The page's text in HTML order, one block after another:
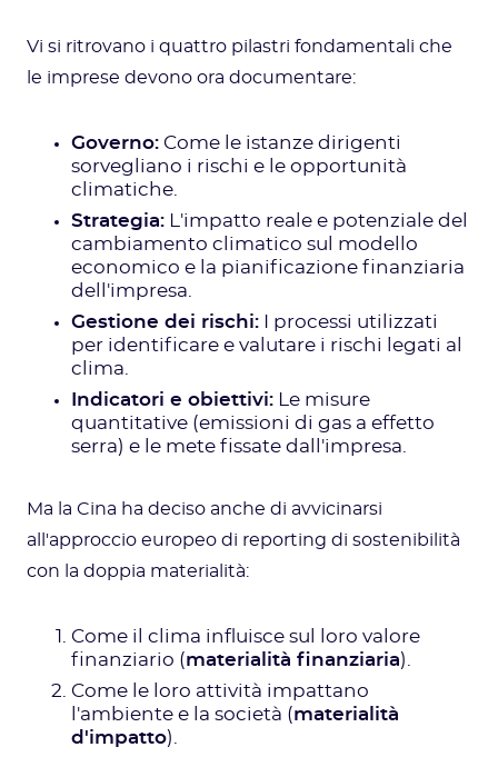
Vi si ritrovano i quattro pilastri fondamentali che
le imprese devono ora documentare:
Governo: Come le istanze dirigenti
sorvegliano i rischi e le opportunità
climatiche.
Strategia: L'impatto reale e potenziale del
cambiamento climatico sul modello
economico e la pianificazione finanziaria
dell'impresa.
Gestione dei rischi: I processi utilizzati
per identificare e valutare i rischi legati al
clima.
Indicatori e obiettivi: Le misure
quantitative (emissioni di gas a effetto
serra) e le mete fissate dall'impresa.
Ma la Cina ha deciso anche di avvicinarsi
all'approccio europeo di reporting di sostenibilità
con la doppia materialità:
Come il clima influisce sul loro valore
finanziario (materialità finanziaria).
Come le loro attività impattano
l'ambiente e la società (materialità
d'impatto).